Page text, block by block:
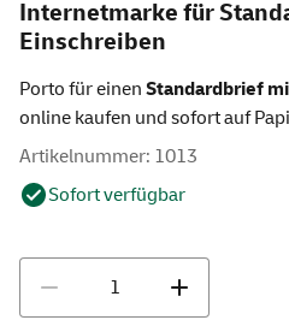
Internetmarke für
Einschreiben
Porto für einen Standardbrief
online kaufen und sofort auf
Artikelnummer: 1013
Sofort verfügbar